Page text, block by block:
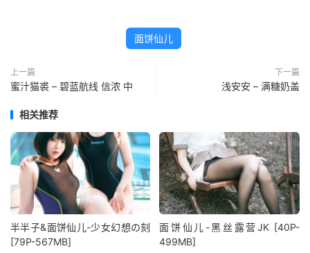
面饼仙儿
上一篇
蜜汁猫裘 – 碧蓝航线 信浓 中
下一篇
浅安安 – 满糖奶盖
相关推荐
半半子&面饼仙儿-少女幻想の刻
[79P-567MB]
面饼仙儿-黑丝露营JK [40P-
499MB]